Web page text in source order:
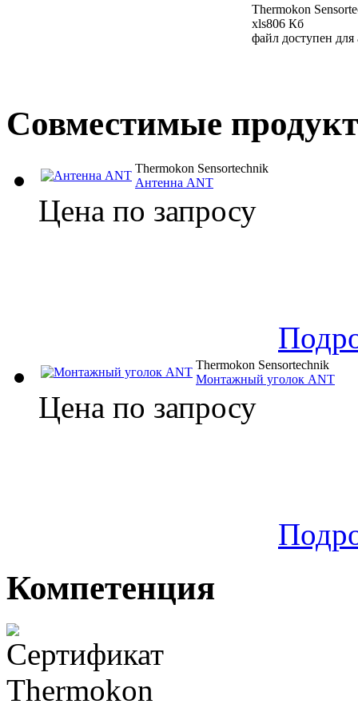
Thermokon
xls806 Кб
файл доступен для
Совместимые
Thermokon Sensortechnik
Антенна ANT
Цена по запросу
Thermokon Sensortechnik
Монтажный уголок ANT
Цена по запросу
Компетенция